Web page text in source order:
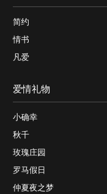
简约
情书
凡爱
爱情礼物
小确幸
秋千
玫瑰庄园
罗马假日
仲夏夜之梦